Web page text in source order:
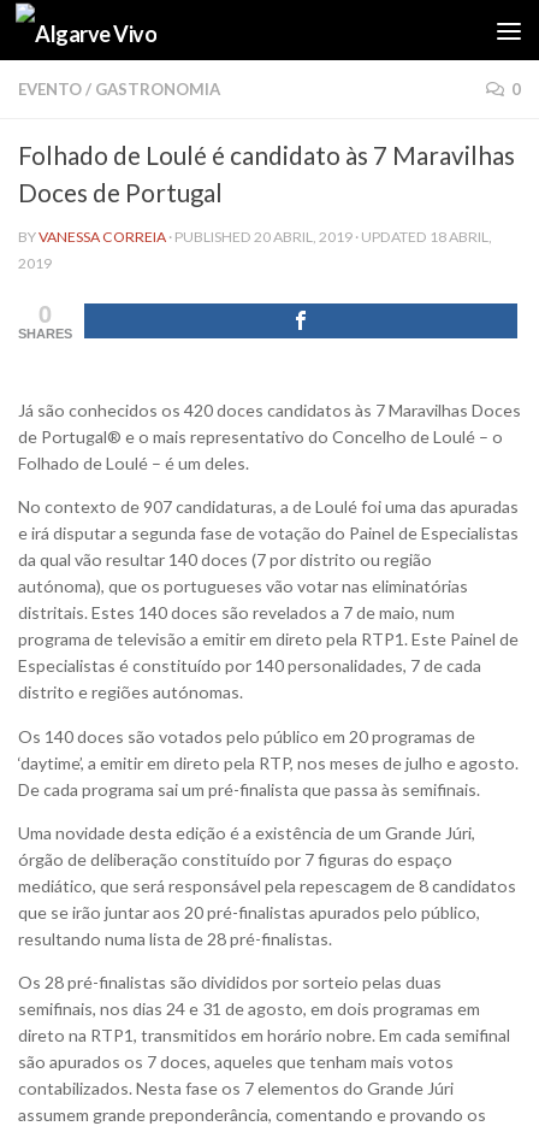
Skip to content
EVENTO/ GASTRONOMIA 0
Folhado de Loulé é candidato às 7 Maravilhas
Doces de Portugal
BYVANESSA CORREIA · PUBLISHED 20 ABRIL, 2019 · UPDATED 18 ABRIL,
2019
0
SHARES
Já são conhecidos os 420 doces candidatos às 7 Maravilhas Doces
de Portugal® e o mais representativo do Concelho de Loulé – o
Folhado de Loulé – é um deles.
No contexto de 907 candidaturas, a de Loulé foi uma das apuradas
e irá disputar a segunda fase de votação do Painel de Especialistas
da qual vão resultar 140 doces (7 por distrito ou região
autónoma), que os portugueses vão votar nas eliminatórias
distritais. Estes 140 doces são revelados a 7 de maio, num
programa de televisão a emitir em direto pela RTP1. Este Painel de
Especialistas é constituído por 140 personalidades, 7 de cada
distrito e regiões autónomas.
Os 140 doces são votados pelo público em 20 programas de
‘daytime’, a emitir em direto pela RTP, nos meses de julho e agosto.
De cada programa sai um pré-finalista que passa às semifinais.
Uma novidade desta edição é a existência de um Grande Júri,
órgão de deliberação constituído por 7 figuras do espaço
mediático, que será responsável pela repescagem de 8 candidatos
que se irão juntar aos 20 pré-finalistas apurados pelo público,
resultando numa lista de 28 pré-finalistas.
Os 28 pré-finalistas são divididos por sorteio pelas duas
semifinais, nos dias 24 e 31 de agosto, em dois programas em
direto na RTP1, transmitidos em horário nobre. Em cada semifinal
são apurados os 7 doces, aqueles que tenham mais votos
contabilizados. Nesta fase os 7 elementos do Grande Júri
assumem grande preponderância, comentando e provando os